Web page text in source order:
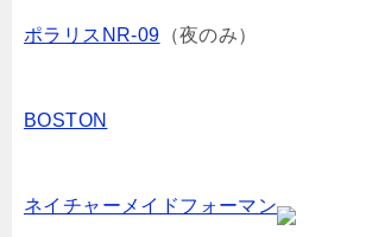
ポラリスNR-09 （夜のみ）
BOSTON
ネイチャーメイドフォーマン